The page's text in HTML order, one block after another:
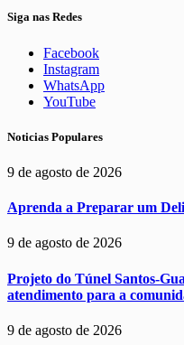
Siga nas Redes
Facebook
Instagram
WhatsApp
YouTube
Noticias Populares
9 de agosto de 2026
Aprenda a Preparar um
9 de agosto de 2026
Projeto do Túnel Santos-
atendimento para a
9 de agosto de 2026